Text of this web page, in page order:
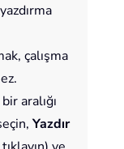
çalışma
aralığı
Yazdır